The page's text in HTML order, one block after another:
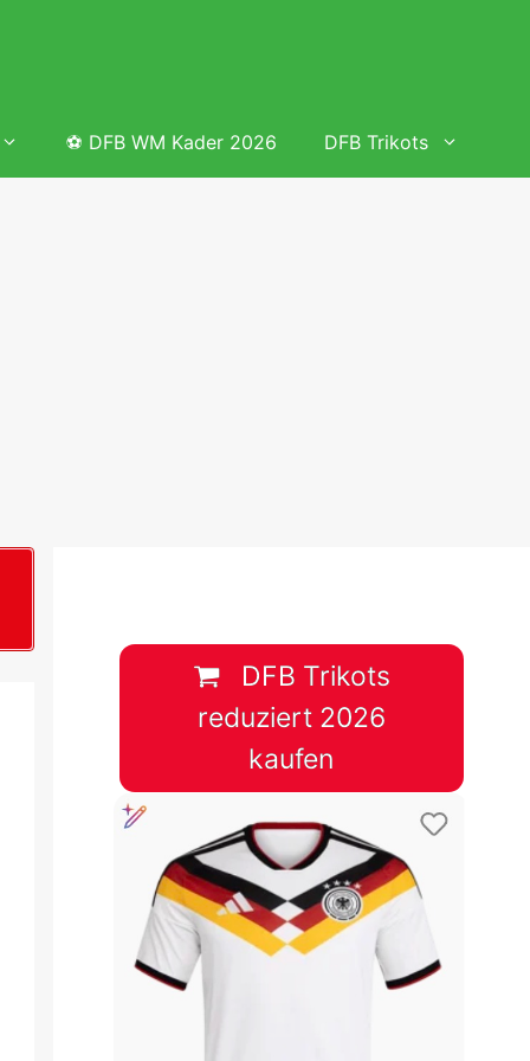
&
&
Tabelle
⚽ DFB WM Kader 2026 DFB Trikots
DFB Trikots
reduziert 2026
kaufen